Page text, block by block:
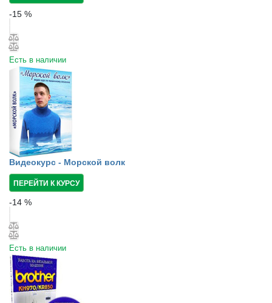
-15 %
Есть в наличии
Видеокурс - Морской волк
ПЕРЕЙТИ К КУРСУ
-14 %
Есть в наличии